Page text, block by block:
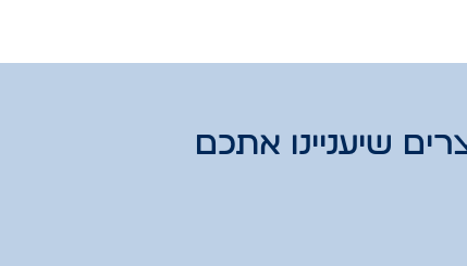
שיעניינו אתכם